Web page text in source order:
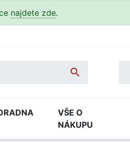
najdete zde.

VŠE O
NÁKUPU